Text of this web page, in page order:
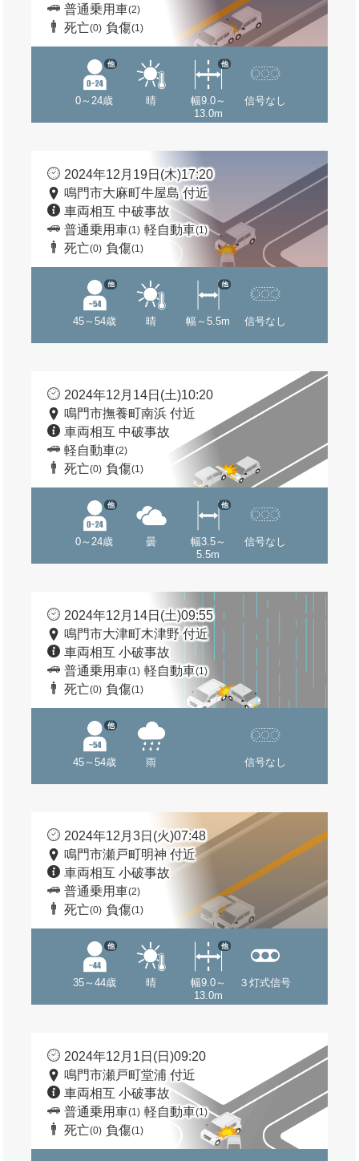
普通乗用車(2)
死亡(0) 負傷(1)
0～24歳
他
晴
幅9.0～
13.0m
他
信号なし
2024年12月19日(木)17:20
鳴門市大麻町牛屋島 付近
車両相互 中破事故
普通乗用車(1) 軽自動車(1)
死亡(0) 負傷(1)
45～54歳
他
晴 幅～5.5m
他
信号なし
2024年12月14日(土)10:20
鳴門市撫養町南浜 付近
車両相互 中破事故
軽自動車(2)
死亡(0) 負傷(1)
0～24歳
他
曇
幅3.5～
5.5m
他
信号なし
2024年12月14日(土)09:55
鳴門市大津町木津野 付近
車両相互 小破事故
普通乗用車(1) 軽自動車(1)
死亡(0) 負傷(1)
45～54歳
他
雨 信号なし
2024年12月3日(火)07:48
鳴門市瀬戸町明神 付近
車両相互 小破事故
普通乗用車(2)
死亡(0) 負傷(1)
35～44歳
他
晴
幅9.0～
13.0m
他
３灯式信号
2024年12月1日(日)09:20
鳴門市瀬戸町堂浦 付近
車両相互 小破事故
普通乗用車(1) 軽自動車(1)
死亡(0) 負傷(1)